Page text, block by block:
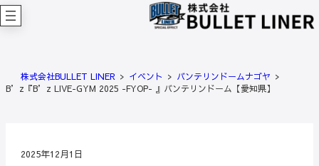
内
容
ッ
株式会社BULLET LINER イベント
バンテリンドームナゴヤ
B’z『B’z LIVE-GYM 2025 -FYOP- 』バンテリンドーム【愛知県】
2025年12月1日